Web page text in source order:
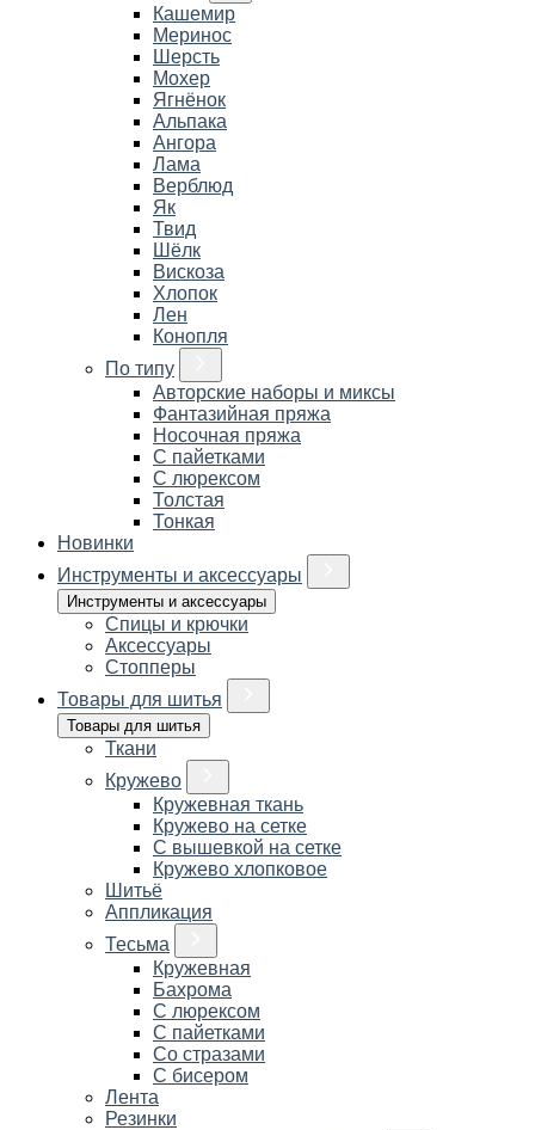
Кашемир
Меринос
Шерсть
Мохер
Ягнёнок
Альпака
Ангора
Лама
Верблюд
Як
Твид
Шёлк
Вискоза
Хлопок
Лен
Конопля
По типу
Авторские наборы и миксы
Фантазийная пряжа
Носочная пряжа
С пайетками
С люрексом
Толстая
Тонкая
Новинки
Инструменты и аксессуары
Инструменты и аксессуары
Спицы и крючки
Аксессуары
Стопперы
Товары для шитья
Товары для шитья
Ткани
Кружево
Кружевная ткань
Кружево на сетке
С вышевкой на сетке
Кружево хлопковое
Шитьё
Аппликация
Тесьма
Кружевная
Бахрома
С люрексом
С пайетками
Со стразами
С бисером
Лента
Резинки